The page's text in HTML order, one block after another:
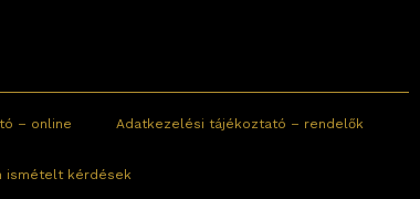
– online Adatkezelési tájékoztató – rendelők
ismételt kérdések